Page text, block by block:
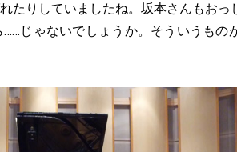
たりしていましたね。坂本さんもおっ
じゃないでしょうか。そういうもの